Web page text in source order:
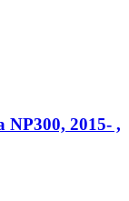
NP300, 2015- ,